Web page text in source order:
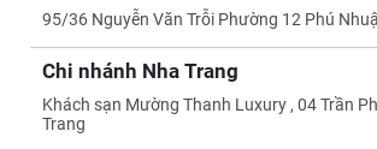
95/36 Nguyễn Văn Trỗi Phường 12 Phú
Chi nhánh Nha Trang
Khách sạn Mường Thanh Luxury , 04 Trần
Trang